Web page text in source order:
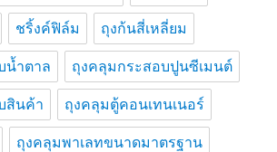
ชริ้งค์ฟิล์ม ถุงก้นสี่เหลี่ยม
น้ำตาล ถุงคลุมกระสอบปูนซีเมนต์
สินค้า ถุงคลุมตู้คอนเทนเนอร์
ถุงคลุมพาเลทขนาดมาตรฐาน